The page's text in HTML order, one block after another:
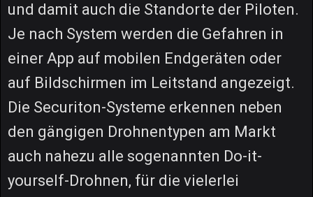
und damit auch die Standorte der Piloten.
Je nach System werden die Gefahren in
einer App auf mobilen Endgeräten oder
auf Bildschirmen im Leitstand angezeigt.
Die Securiton-Systeme erkennen neben
den gängigen Drohnentypen am Markt
auch nahezu alle sogenannten Do-it-
yourself-Drohnen, für die vielerlei